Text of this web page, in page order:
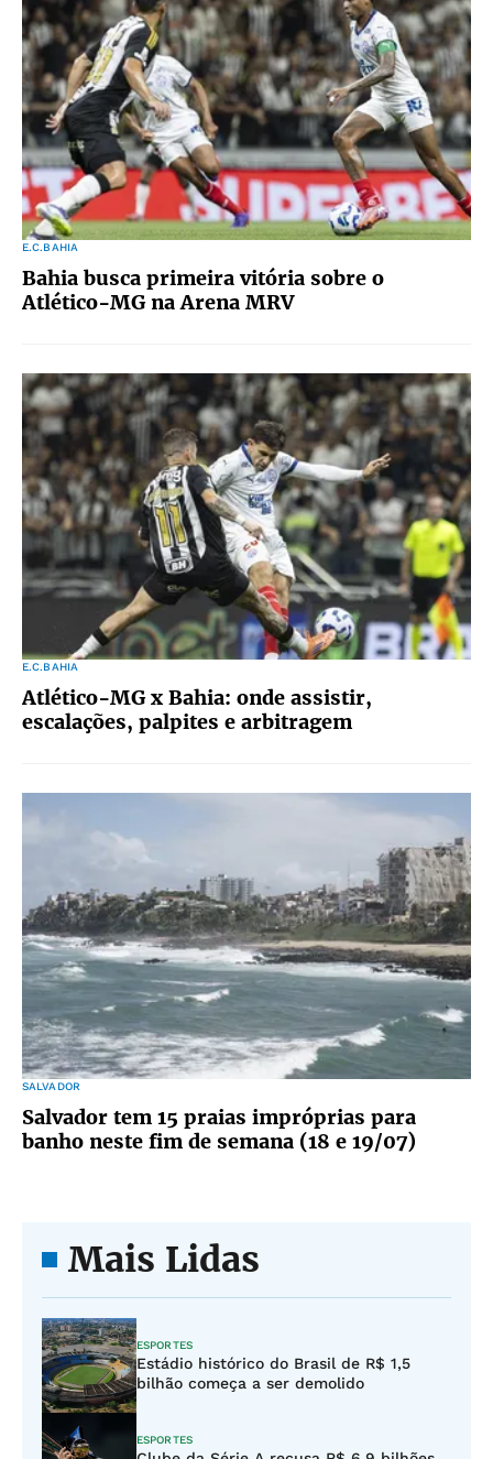
E.C.BAHIA
Bahia busca primeira vitória sobre o
Atlético-MG na Arena MRV
E.C.BAHIA
Atlético-MG x Bahia: onde assistir,
escalações, palpites e arbitragem
SALVADOR
Salvador tem 15 praias impróprias para
banho neste fim de semana (18 e 19/07)
Mais Lidas
ESPORTES
Estádio histórico do Brasil de R$ 1,5
bilhão começa a ser demolido
ESPORTES